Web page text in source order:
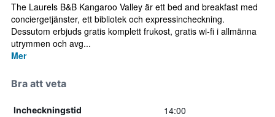
The Laurels B&B Kangaroo Valley är ett bed and breakfast med
conciergetjänster, ett bibliotek och expressincheckning.
Dessutom erbjuds gratis komplett frukost, gratis wi-fi i allmänna
utrymmen och avg...
Mer
Bra att veta
Incheckningstid 14:00